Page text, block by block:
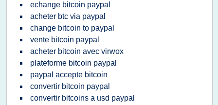
echange bitcoin paypal
acheter btc via paypal
change bitcoin to paypal
vente bitcoin paypal
acheter bitcoin avec virwox
plateforme bitcoin paypal
paypal accepte bitcoin
convertir bitcoin paypal
convertir bitcoins a usd paypal